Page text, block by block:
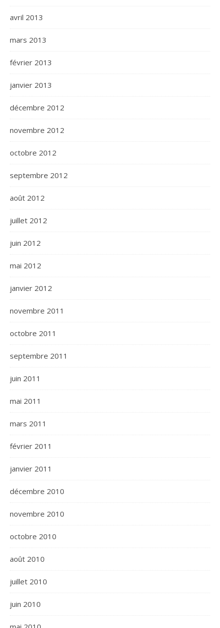
avril 2013
mars 2013
février 2013
janvier 2013
décembre 2012
novembre 2012
octobre 2012
septembre 2012
août 2012
juillet 2012
juin 2012
mai 2012
janvier 2012
novembre 2011
octobre 2011
septembre 2011
juin 2011
mai 2011
mars 2011
février 2011
janvier 2011
décembre 2010
novembre 2010
octobre 2010
août 2010
juillet 2010
juin 2010